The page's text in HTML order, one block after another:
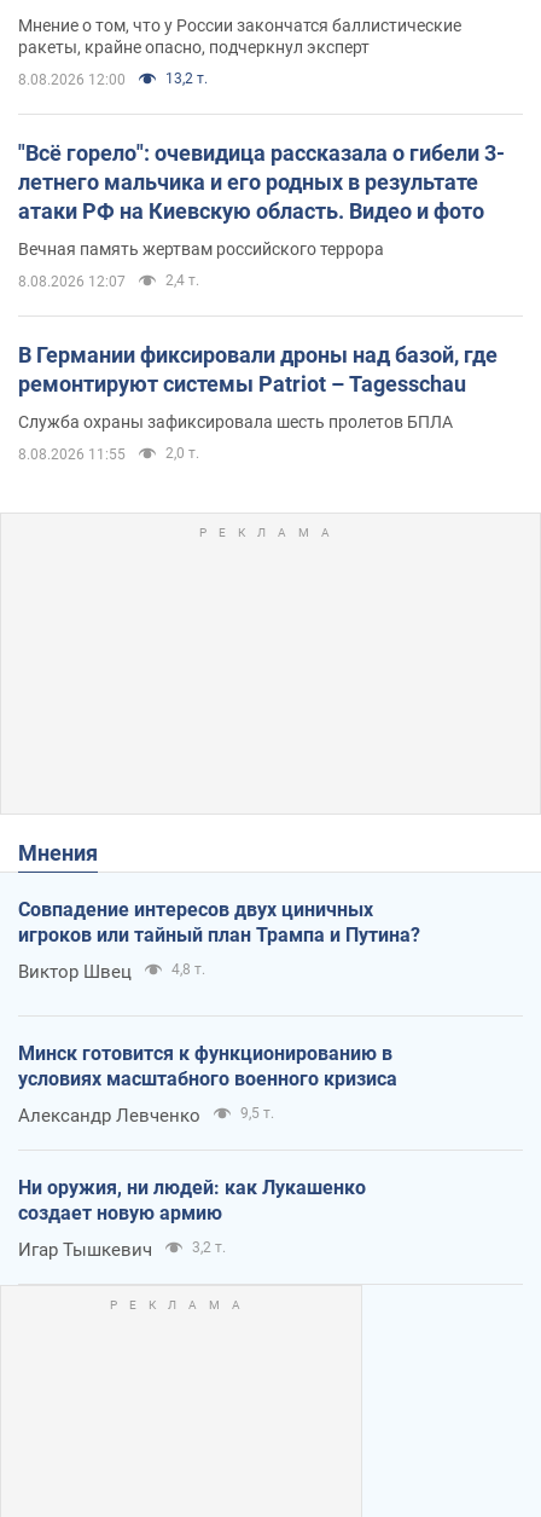
Мнение о том, что у России закончатся баллистические
ракеты, крайне опасно, подчеркнул эксперт
8.08.2026 12:00 13,2 т.
"Всё горело": очевидица рассказала о гибели 3-
летнего мальчика и его родных в результате
атаки РФ на Киевскую область. Видео и фото
Вечная память жертвам российского террора
8.08.2026 12:07 2,4 т.
В Германии фиксировали дроны над базой, где
ремонтируют системы Patriot – Tagesschau
Служба охраны зафиксировала шесть пролетов БПЛА
8.08.2026 11:55 2,0 т.
Мнения
Совпадение интересов двух циничных
игроков или тайный план Трампа и Путина?
Виктор Швец 4,8 т.
Минск готовится к функционированию в
условиях масштабного военного кризиса
Александр Левченко 9,5 т.
Ни оружия, ни людей: как Лукашенко
создает новую армию
Игар Тышкевич 3,2 т.